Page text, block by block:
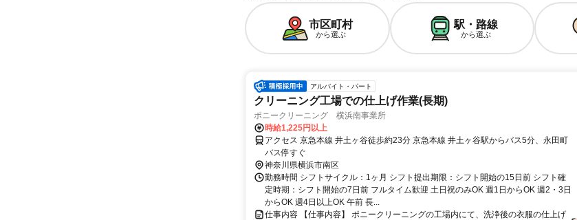
市区町村
から選ぶ
駅・路線
から選ぶ
アルバイト・パート
クリーニング工場での仕上げ作業(長期)
ポニークリーニング 横浜南事業所
時給1,225円以上
アクセス 京急本線 井土ヶ谷徒歩約23分 京急本線 井土ヶ谷駅からバス5分、永田町
バス停すぐ
神奈川県横浜市南区
勤務時間 シフトサイクル：1ヶ月 シフト提出期限：シフト開始の15日前 シフト確
定時期：シフト開始の7日前 フルタイム歓迎 土日祝のみOK 週1日からOK 週2・3日
からOK 週4日以上OK 午前 長...
仕事内容 【仕事内容】 ポニークリーニングの工場内にて、洗浄後の衣服の仕上げ